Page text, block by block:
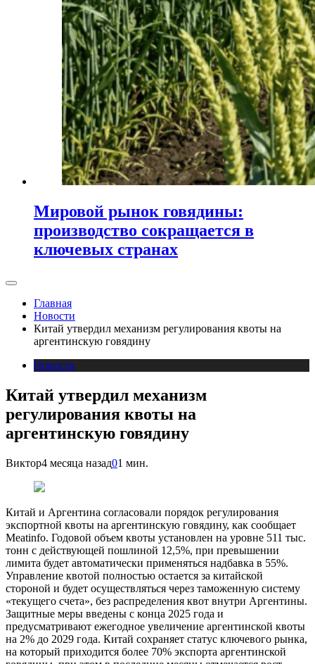
Мировой рынок говядины:
производство сокращается в
ключевых странах
Главная
Новости
Китай утвердил механизм регулирования квоты на
аргентинскую говядину
Новости
Китай утвердил механизм
регулирования квоты на
аргентинскую говядину
Виктор4 месяца назад01 мин.
Китай и Аргентина согласовали порядок регулирования
экспортной квоты на аргентинскую говядину, как сообщает
Meatinfo. Годовой объем квоты установлен на уровне 511 тыс.
тонн с действующей пошлиной 12,5%, при превышении
лимита будет автоматически применяться надбавка в 55%.
Управление квотой полностью остается за китайской
стороной и будет осуществляться через таможенную систему
«текущего счета», без распределения квот внутри Аргентины.
Защитные меры введены с конца 2025 года и
предусматривают ежегодное увеличение аргентинской квоты
на 2% до 2029 года. Китай сохраняет статус ключевого рынка,
на который приходится более 70% экспорта аргентинской